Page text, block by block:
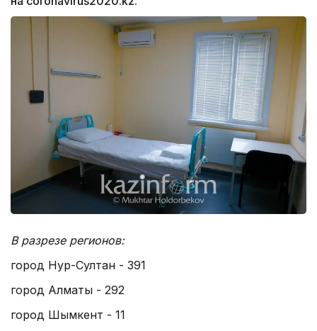
В разрезе регионов:
город Нур-Султан - 391
город Алматы - 292
город Шымкент - 11